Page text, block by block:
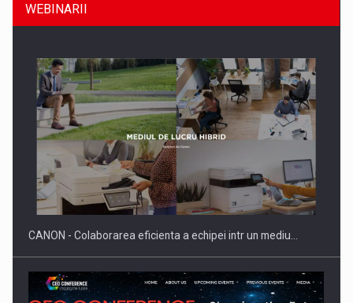
Producatorii si comerciantii care nu se supun noilor
reglementari…
WEBINARII
CANON - Colaborarea eficienta a echipei intr un mediu…